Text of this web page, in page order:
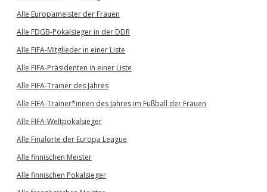
Alle Europameister der Frauen
Alle FDGB-Pokalsieger in der DDR
Alle FIFA-Mitglieder in einer Liste
Alle FIFA-Präsidenten in einer Liste
Alle FIFA-Trainer des Jahres
Alle FIFA-Trainer*innen des Jahres im Fußball der Frauen
Alle FIFA-Weltpokalsieger
Alle Finalorte der Europa League
Alle finnischen Meister
Alle finnischen Pokalsieger